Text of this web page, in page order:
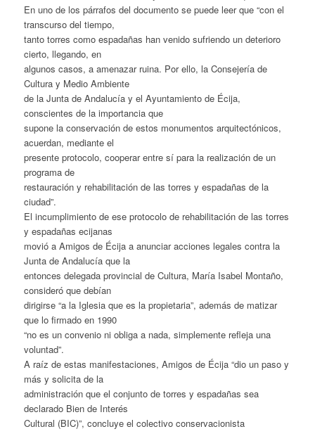
En uno de los párrafos del documento se puede leer que “con el
transcurso del tiempo,
tanto torres como espadañas han venido sufriendo un deterioro
cierto, llegando, en
algunos casos, a amenazar ruina. Por ello, la Consejería de
Cultura y Medio Ambiente
de la Junta de Andalucía y el Ayuntamiento de Écija,
conscientes de la importancia que
supone la conservación de estos monumentos arquitectónicos,
acuerdan, mediante el
presente protocolo, cooperar entre sí para la realización de un
programa de
restauración y rehabilitación de las torres y espadañas de la
ciudad”.
El incumplimiento de ese protocolo de rehabilitación de las torres
y espadañas ecijanas
movió a Amigos de Écija a anunciar acciones legales contra la
Junta de Andalucía que la
entonces delegada provincial de Cultura, María Isabel Montaño,
consideró que debían
dirigirse “a la Iglesia que es la propietaria”, además de matizar
que lo firmado en 1990
“no es un convenio ni obliga a nada, simplemente refleja una
voluntad”.
A raíz de estas manifestaciones, Amigos de Écija “dio un paso y
más y solicita de la
administración que el conjunto de torres y espadañas sea
declarado Bien de Interés
Cultural (BIC)”, concluye el colectivo conservacionista